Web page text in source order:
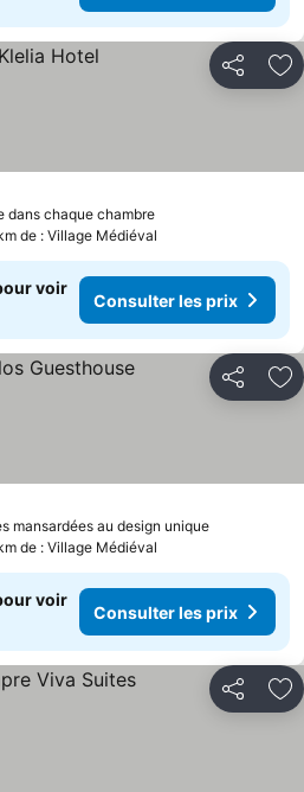
Partager
dans chaque chambreConsulter les
prix
de : Village Médiéval
voir
Consulter les prix
Partager
mansardées au design uniqueConsulter
de : Village Médiéval
voir
Consulter les prix
Partager